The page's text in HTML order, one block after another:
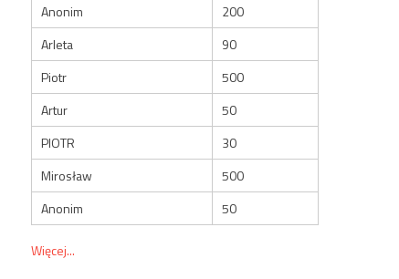
Anonim
200
Arleta
90
Piotr
500
Artur
50
PIOTR
30
Mirosław
500
Anonim
50
Więcej...